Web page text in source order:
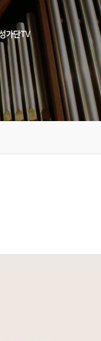
가단TV